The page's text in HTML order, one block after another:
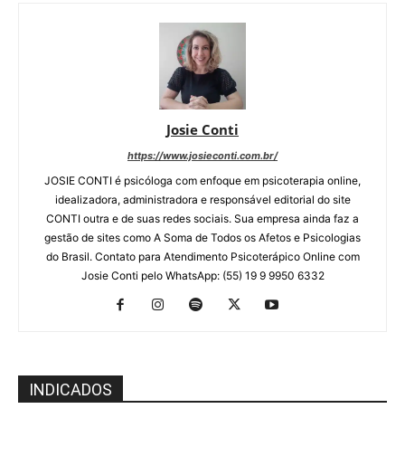
Josie Conti
https://www.josieconti.com.br/
JOSIE CONTI é psicóloga com enfoque em psicoterapia online,
idealizadora, administradora e responsável editorial do site
CONTI outra e de suas redes sociais. Sua empresa ainda faz a
gestão de sites como A Soma de Todos os Afetos e Psicologias
do Brasil. Contato para Atendimento Psicoterápico Online com
Josie Conti pelo WhatsApp: (55) 19 9 9950 6332
INDICADOS